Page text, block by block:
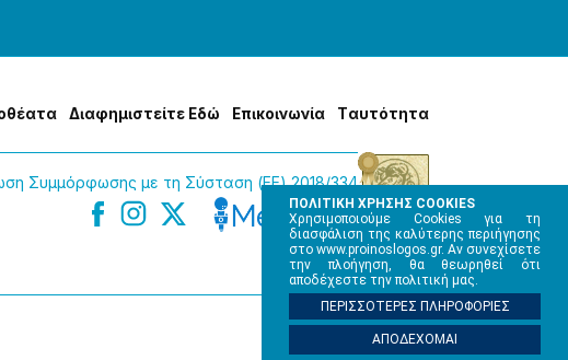
ΠΟΛΙΤΙΚΗ ΧΡΗΣΗΣ COOKIES
Χρησιμοποιούμε Cookies για τη
διασφάλιση της καλύτερης περιήγησης
στο www.proinoslogos.gr. Αν συνεχίσετε
την πλοήγηση, θα θεωρηθεί ότι
αποδέχεστε την πολιτική μας.
ΠΕΡΙΣΣΟΤΕΡΕΣ ΠΛΗΡΟΦΟΡΙΕΣ
ΑΠΟΔΕΧΟΜΑΙ
Δɩαφημɩστείτε Εδώ Επɩκοɩνωνία Tαυτότητα
Συμμόρφωσης με τη Σύσταση (ΕΕ) 2018/334